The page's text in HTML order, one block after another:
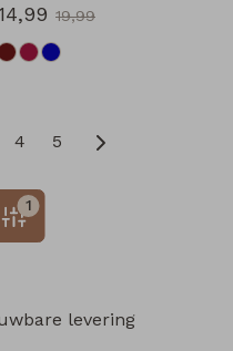
19,99
4 5
1
levering